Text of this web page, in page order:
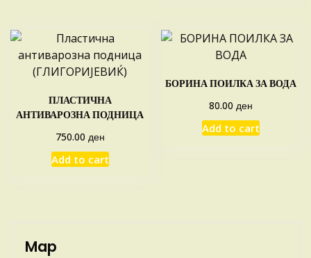
ПЛАСТИЧНА
АНТИВАРОЗНА ПОДНИЦА
750.00 ден
Add to cart
БОРИНА ПОИЛКА ЗА ВОДА
80.00 ден
Add to cart
Map